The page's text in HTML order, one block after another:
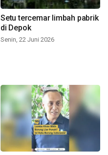
Setu tercemar limbah pabrik
di Depok
Senin, 22 Juni 2026